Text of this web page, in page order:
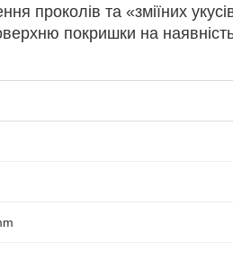
проколів та «зміїних
покришки на